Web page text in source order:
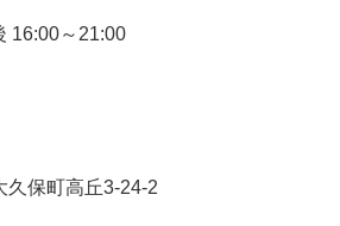
16:00～ 21:00
久保町高丘3-24-2